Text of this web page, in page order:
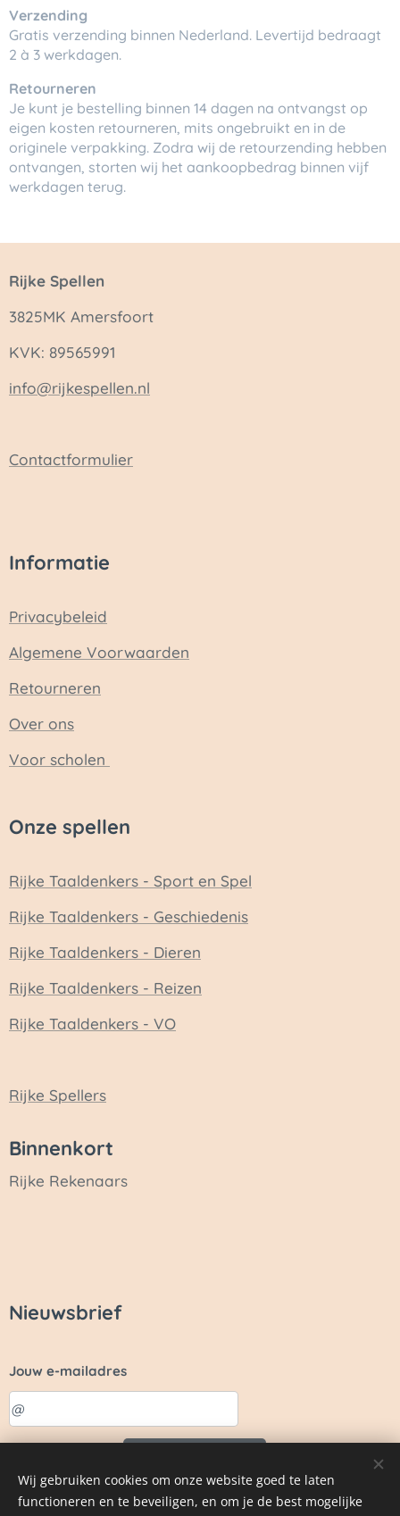
Verzending
Gratis verzending binnen Nederland. Levertijd bedraagt
2 à 3 werkdagen.
Retourneren
Je kunt je bestelling binnen 14 dagen na ontvangst op
eigen kosten retourneren, mits ongebruikt en in de
originele verpakking. Zodra wij de retourzending hebben
ontvangen, storten wij het aankoopbedrag binnen vijf
werkdagen terug.
Rijke Spellen
3825MK Amersfoort
KVK: 89565991
info@rijkespellen.nl
Contactformulier
Informatie
Privacybeleid
Algemene Voorwaarden
Retourneren
Over ons
Voor scholen
Onze spellen
Rijke Taaldenkers - Sport en Spel
Rijke Taaldenkers - Geschiedenis
Rijke Taaldenkers - Dieren
Rijke Taaldenkers - Reizen
Rijke Taaldenkers - VO
Rijke Spellers
Binnenkort
Rijke Rekenaars
Nieuwsbrief
Jouw e-mailadres
Wij gebruiken cookies om onze website goed te laten
functioneren en te beveiligen, en om je de best mogelijke